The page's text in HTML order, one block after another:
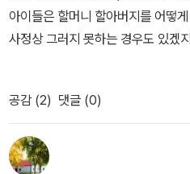
덕에 늙어서 시집 한 번 더 갈려나
할머니가 막내아들 장가보내고 한
거 하며 살란다. 노래도 들으러 댕
고......불쌍한 애들도 돌봐 주고......
댕기고...... 그럴란다! 기운 더 빠지
무릎 꿇고 펑펑 울었다.' 라는 부분
예 책을 놓고 울었다. 멀뚱히 바라보
니 이 이야기는 맘 편하게 읽기 어
겪는 그 외로움의 고통은 머지 않아
우리는 그 분들의 마음을 잘 보살
면 이 책을 읽어낼 아이들에게는 할
가 기억하는 나의 부모에 대한 기억
기억하는 외할아버지, 외할머니의
아이들은 할머니 할아버지를 어떻
사정상 그러지 못하는 경우도 있겠
지도 않습니다. 할 일 없이 하루 종
서 잔소리나 하는 그런 사람으로 비
들 수도 있다는 상상만으로도 마음
평범한 사람들의 평범한 삶을 아름
공감 (2) 댓글 (0)